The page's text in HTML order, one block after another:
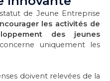
de Jeune Entreprise
les activités de
des jeunes
uniquement les
doivent relevées de la